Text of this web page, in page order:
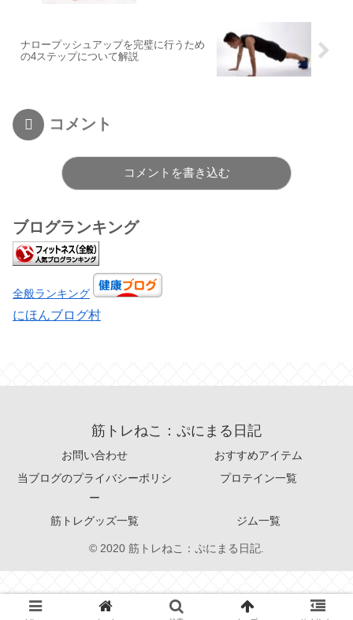
ナロープッシュアップを完璧に行うため
の4ステップについて解説
コメント
コメントを書き込む
ブログランキング
全般ランキング
にほんブログ村
筋トレねこ：ぷにまる日記
お問い合わせ
おすすめアイテム
当ブログのプライバシーポリシ
ー
プロテイン一覧
筋トレグッズ一覧 ジム一覧
© 2020 筋トレねこ：ぷにまる日記.